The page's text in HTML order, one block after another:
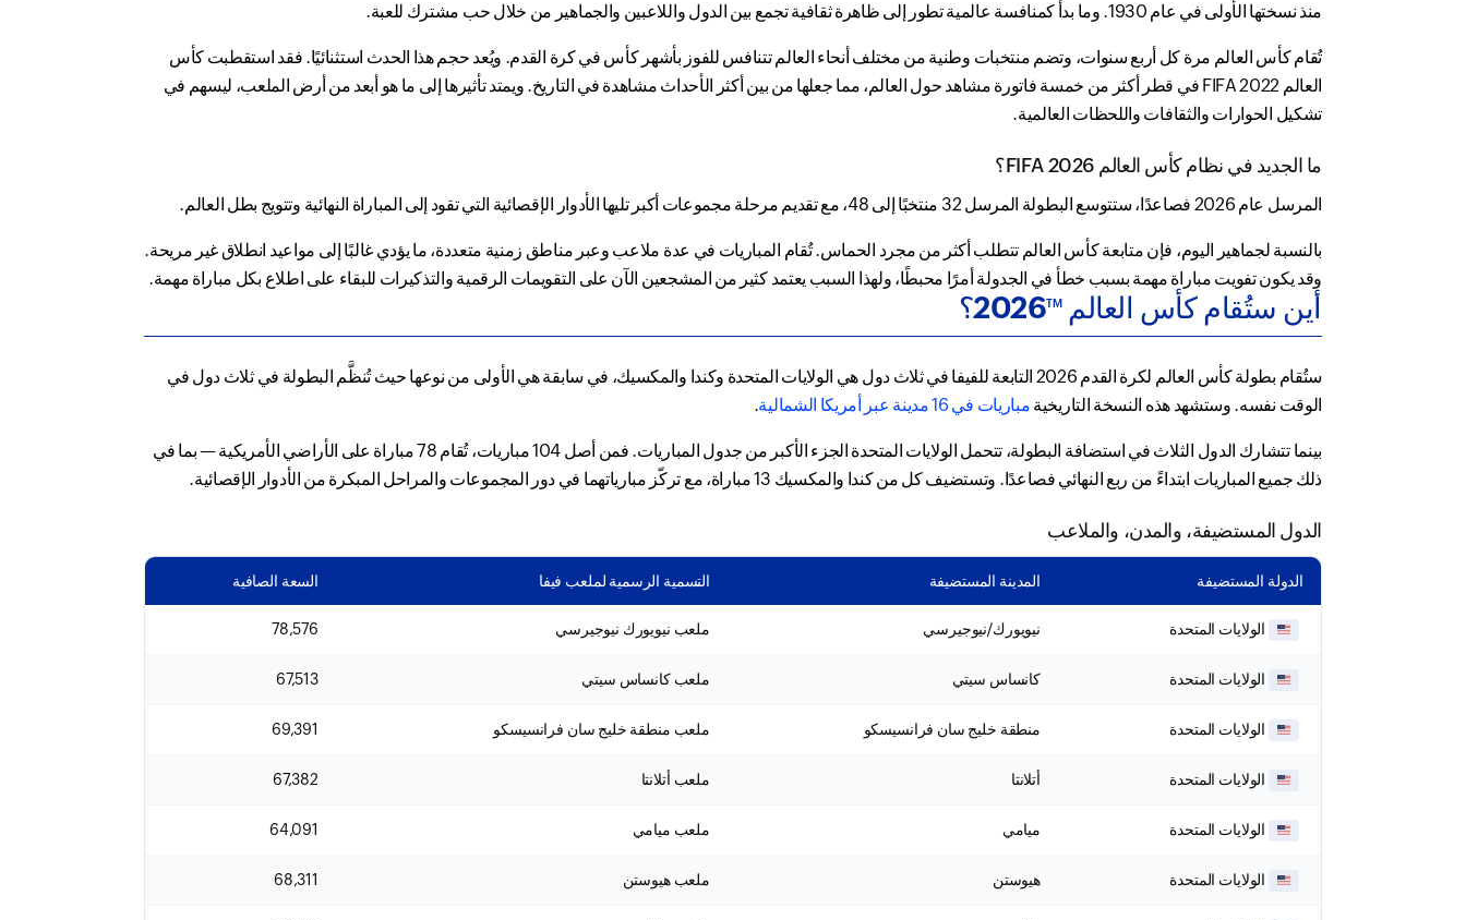
منذ نسختها الأولى في عام 1930. وما بدأ كمنافسة عالمية تطور إلى ظاهرة ثقافية تجمع بين الدول واللاعبين والجماهير من خلال حب مشترك للعبة.
تُقام كأس العالم مرة كل أربع سنوات، وتضم منتخبات وطنية من مختلف أنحاء العالم تتنافس للفوز بأشهر كأس في كرة القدم. ويُعد حجم هذا الحدث استثنائيًا. فقد استقطبت كأس
العالم FIFA 2022 في قطر أكثر من خمسة فاتورة مشاهد حول العالم، مما جعلها من بين أكثر الأحداث مشاهدة في التاريخ. ويمتد تأثيرها إلى ما هو أبعد من أرض الملعب، ليسهم في
تشكيل الحوارات والثقافات واللحظات العالمية.
ما الجديد في نظام كأس العالم FIFA 2026؟
المرسل عام 2026 فصاعدًا، ستتوسع البطولة المرسل 32 منتخبًا إلى 48، مع تقديم مرحلة مجموعات أكبر تليها الأدوار الإقصائية التي تقود إلى المباراة النهائية وتتويج بطل العالم.
بالنسبة لجماهير اليوم، فإن متابعة كأس العالم تتطلب أكثر من مجرد الحماس. تُقام المباريات في عدة ملاعب وعبر مناطق زمنية متعددة، ما يؤدي غالبًا إلى مواعيد انطلاق غير مريحة.
وقد يكون تفويت مباراة مهمة بسبب خطأ في الجدولة أمرًا محبطًا، ولهذا السبب يعتمد كثير من المشجعين الآن على التقويمات الرقمية والتذكيرات للبقاء على اطلاع بكل مباراة مهمة.
أين ستُقام كأس العالم 2026TM ؟
ستُقام بطولة كأس العالم لكرة القدم 2026 التابعة للفيفا في ثلاث دول هي الولايات المتحدة وكندا والمكسيك، في سابقة هي الأولى من نوعها حيث تُنظَّم البطولة في ثلاث دول في
الوقت نفسه. وستشهد هذه النسخة التاريخية مباريات في 16 مدينة عبر أمريكا الشمالية .
بينما تتشارك الدول الثلاث في استضافة البطولة، تتحمل الولايات المتحدة الجزء الأكبر من جدول المباريات. فمن أصل 104 مباريات، تُقام 78 مباراة على الأراضي الأمريكية — بما في
ذلك جميع المباريات ابتداءً من ربع النهائي فصاعدًا. وتستضيف كل من كندا والمكسيك 13 مباراة، مع تركّز مبارياتهما في دور المجموعات والمراحل المبكرة من الأدوار الإقصائية.
الدول المستضيفة، والمدن، والملاعب
الدولة المستضيفة المدينة المستضيفة التسمية الرسمية لملعب فيفا السعة الصافية
الولايات المتحدة نيويورك/نيوجيرسي ملعب نيويورك نيوجيرسي 78,576
الولايات المتحدة كانساس سيتي ملعب كانساس سيتي 67,513
الولايات المتحدة منطقة خليج سان فرانسيسكو ملعب منطقة خليج سان فرانسيسكو 69,391
الولايات المتحدة أتلانتا ملعب أتلانتا 67,382
الولايات المتحدة ميامي ملعب ميامي 64,091
الولايات المتحدة هيوستن ملعب هيوستن 68,311